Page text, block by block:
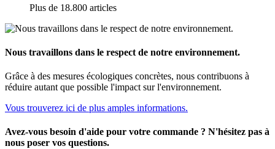
Plus de 18.800 articles
Nous travaillons dans le respect de notre environnement.
Grâce à des mesures écologiques concrètes, nous contribuons à
réduire autant que possible l'impact sur l'environnement.
Vous trouverez ici de plus amples informations.
Avez-vous besoin d'aide pour votre commande ? N'hésitez pas à
nous poser vos questions.